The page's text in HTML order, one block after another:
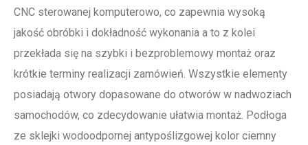
CNC sterowanej komputerowo, co zapewnia wysoką
jakość obróbki i dokładność wykonania a to z kolei
przekłada się na szybki i bezproblemowy montaż oraz
krótkie terminy realizacji zamówień. Wszystkie elementy
posiadają otwory dopasowane do otworów w nadwoziach
samochodów, co zdecydowanie ułatwia montaż. Podłoga
ze sklejki wodoodpornej antypoślizgowej kolor ciemny